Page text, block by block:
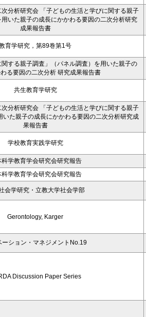
分析研究会 「子どもの生活と学びに関する親子
いた親子の成長にかかわる要因の二次分析研究
成果報告書
育学研究，第89巻第1号
関する親子調査」（パネル調査）を用いた親子の
る要因の二次分析 研究成果報告書
共生教育学研究
分析研究会 「子どもの生活と学びに関する親子
いた親子の成長にかかわる要因の二次分析研究成
果報告書
学校教育実践学研究
科学教育学会研究会研究報告
科学教育学会研究会研究報告
会学研究・立教大学社会学部
Gerontology, Karger
ーション・マネジメントNo.19
Discussion Paper Series